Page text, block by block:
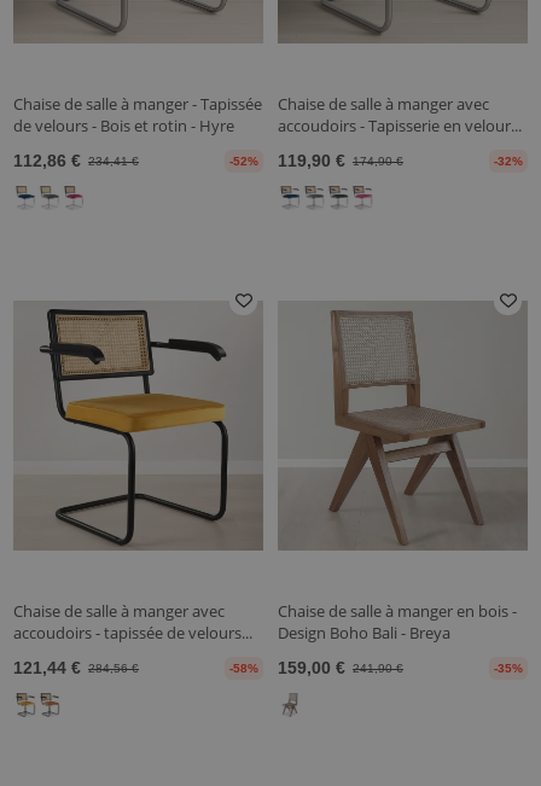
Chaise de salle à manger - Tapissée
de velours - Bois et rotin - Hyre
112,86 € 234,41 € -52%
Chaise de salle à manger avec
accoudoirs - Tapisserie en velour...
119,90 € 174,90 € -32%
Chaise de salle à manger avec
accoudoirs - tapissée de velours...
121,44 € 284,56 € -58%
Chaise de salle à manger en bois -
Design Boho Bali - Breya
159,00 € 241,90 € -35%